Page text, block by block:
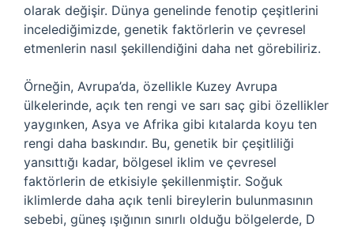
olarak değişir. Dünya genelinde fenotip çeşitlerini
incelediğimizde, genetik faktörlerin ve çevresel
etmenlerin nasıl şekillendiğini daha net görebiliriz.
Örneğin, Avrupa’da, özellikle Kuzey Avrupa
ülkelerinde, açık ten rengi ve sarı saç gibi özellikler
yaygınken, Asya ve Afrika gibi kıtalarda koyu ten
rengi daha baskındır. Bu, genetik bir çeşitliliği
yansıttığı kadar, bölgesel iklim ve çevresel
faktörlerin de etkisiyle şekillenmiştir. Soğuk
iklimlerde daha açık tenli bireylerin bulunmasının
sebebi, güneş ışığının sınırlı olduğu bölgelerde, D